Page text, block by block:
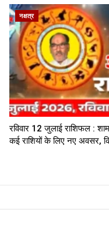
नक्षत्र
रविवार 12 जुलाई राशिफल :
कई राशियों के लिए नए अवसर,